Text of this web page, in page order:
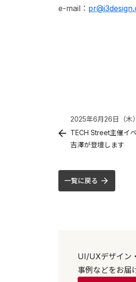
e-mail：
2025年6月26日（木）
TECH Street主催イ
吉澤が登壇します
一覧に戻る
UI/UXデザイン
事例などをお届